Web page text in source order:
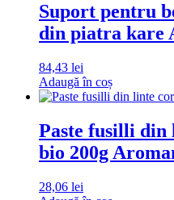
Suport pentru
din piatra kare
84,43 lei
Adaugă în coș
Paste fusilli din
bio 200g
28,06 lei